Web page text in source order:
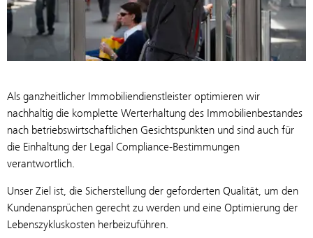
Als ganzheitlicher Immobiliendienstleister optimieren wir
nachhaltig die komplette Werterhaltung des Immobilienbestandes
nach betriebswirtschaftlichen Gesichtspunkten und sind auch für
die Einhaltung der Legal Compliance-Bestimmungen
verantwortlich.
Unser Ziel ist, die Sicherstellung der geforderten Qualität, um den
Kundenansprüchen gerecht zu werden und eine Optimierung der
Lebenszykluskosten herbeizuführen.